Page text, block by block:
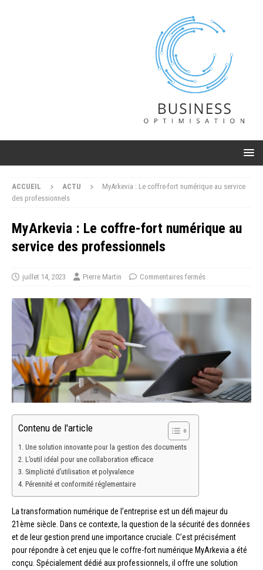
ACCUEIL ACTU
MyArkevia : Le coffre-fort numérique au service
des professionnels
MyArkevia : Le coffre-fort numérique au
service des professionnels
juillet 14, 2023 Pierre Martin Commentaires fermés
Contenu de l'article
Une solution innovante pour la gestion des documents
L’outil idéal pour une collaboration efficace
Simplicité d’utilisation et polyvalence
Pérennité et conformité réglementaire
La transformation numérique de l’entreprise est un défi majeur du
21ème siècle. Dans ce contexte, la question de la sécurité des données
et de leur gestion prend une importance cruciale. C’est précisément
pour répondre à cet enjeu que le coffre-fort numérique MyArkevia a été
conçu. Spécialement dédié aux professionnels, il offre une solution